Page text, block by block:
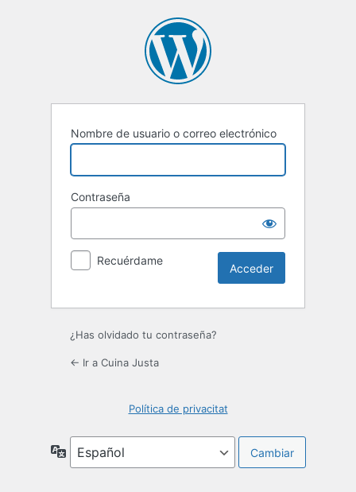
Nombre de usuario o correo electrónico
Contraseña
Recuérdame
¿Has olvidado tu contraseña?
← Ir a Cuina Justa
Política de privacitat
Idioma